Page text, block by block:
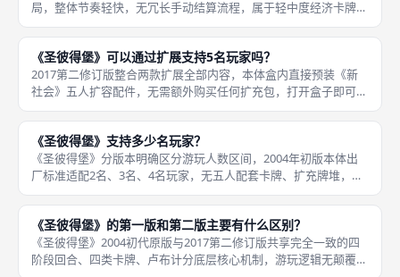
局，整体节奏轻快，无冗长手动结算流程，属于轻中度经济卡牌，
时长浮动核心变量为游玩人数、玩家规则熟悉度、是否开启两款扩
展变体。双人对局公共卡牌竞争微弱，每轮竞拍无激烈拉扯，熟练
玩家3
《圣彼得堡》可以通过扩展支持5名玩家吗？
2017第二修订版整合两款扩展全部内容，本体盒内直接预装《新
社会》五人扩容配件，无需额外购买任何扩充包，打开盒子即可直
接开启2至5人对局，修订版的《盛宴》特色卡牌作为可选变体自由
开关，不影响基础五人游玩机制。《圣彼得堡》分版本区分扩展五
人适
《圣彼得堡》支持多少名玩家？
《圣彼得堡》分版本明确区分游玩人数区间，2004年初版本体出
厂标准适配2名、3名、4名玩家，无五人配套卡牌、扩充牌堆，四
名是初版游玩上限；若初版玩家想要五人同台，必须单独购入《新
社会》官方扩展，扩展附赠额外工人、建筑、贵族卡牌、扩容牌
库，补
《圣彼得堡》的第一版和第二版主要有什么区别？
《圣彼得堡》2004初代原版与2017第二修订版共享完全一致的四
阶段回合、四类卡牌、卢布计分底层核心机制，游玩逻辑无颠覆性